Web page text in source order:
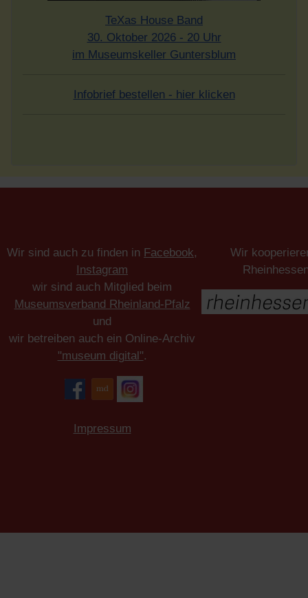
TeXas House Band
30. Oktober 2026 - 20 Uhr
im Museumskeller Guntersblum
Infobrief bestellen - hier klicken
Wir sind auch zu finden in Facebook,
Instagram
wir sind auch Mitglied beim
Museumsverband Rheinland-Pfalz
und
wir betreiben auch ein Online-Archiv
"museum digital".
Impressum
Wir